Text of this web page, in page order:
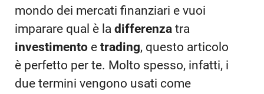
mondo dei mercati finanziari e vuoi
imparare qual è la differenza tra
investimento e trading, questo articolo
è perfetto per te. Molto spesso, infatti, i
due termini vengono usati come